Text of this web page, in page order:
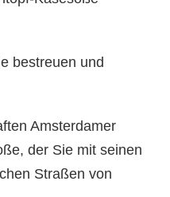
bestreuen und
Amsterdamer
der Sie mit seinen
Straßen von